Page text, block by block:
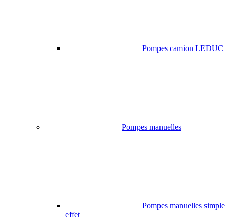
Pompes camion LEDUC
Pompes manuelles
Pompes manuelles simple
effet